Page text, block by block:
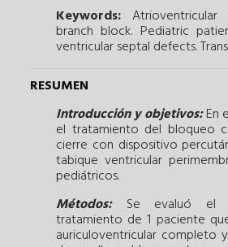
Keywords: Atrioventricular
branch block. Pediatric
ventricular septal defects.
RESUMEN
Introducción y objetivos:En
el tratamiento del bloqueo
cierre con dispositivo
tabique ventricular
pediátricos.
Métodos:Se evaluó el
tratamiento de 1 paciente
auriculoventricular completo